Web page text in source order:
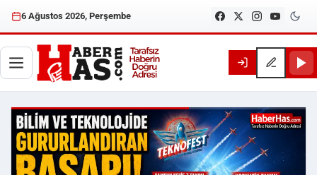
6 Ağustos 2026, Perşembe
Haberhas — Samsun Son